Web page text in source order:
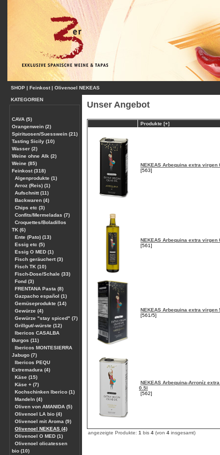
SHOP | Feinkost| Olivenoel NEKEAS
KATEGORIEN
CAVA (5)
Orangenwein (2)
Spirituosen/Suesswein (21)
Tasting Sicily (10)
Wasser (2)
Weine ohne Alk (2)
Weine (85)
Feinkost (318)
Algenprodukte (1)
Arroz (Reis) (1)
Aufschnitt (11)
Backwaren (4)
Chips etc (3)
Confits/Mermeladas (7)
Croquettes/Boladillos
TK (6)
Ente (Pato) (13)
Essig etc (5)
Essig O MED (1)
Fisch geräuchert (3)
Fisch TK (10)
Fisch-Dose/Schale (33)
Fond (3)
FRENTANA Pasta (8)
Gazpacho español (1)
Gemüseprodukte (14)
Gewürze (4)
Gewürze "stay spiced" (7)
Grillgut/-würste (12)
Ibericos CASALBA
Burgos (11)
Ibericos MONTESIERRA
Jabugo (7)
Ibericos PEQU
Extremadura (4)
Käse (15)
Käse + (7)
Kochschinken Iberico (1)
Mandeln (4)
Oliven von AMANIDA (5)
Olivenoel LA bio (4)
Olivenoel mit Aroma (9)
Olivenoel NEKEAS (4)
Olivenoel O MED (1)
Olivenoel olicatessen
bio (10)
Unser Angebot
Produkte [+]
NEKEAS Arbequina extra virgen
[563]
NEKEAS Arbequina extra virgen
[561]
NEKEAS Arbequina extra virgen
[561/5]
NEKEAS Arbequina-Arroníz
0.5l
[562]
angezeigte Produkte: 1 bis 4 (von 4 insgesamt)